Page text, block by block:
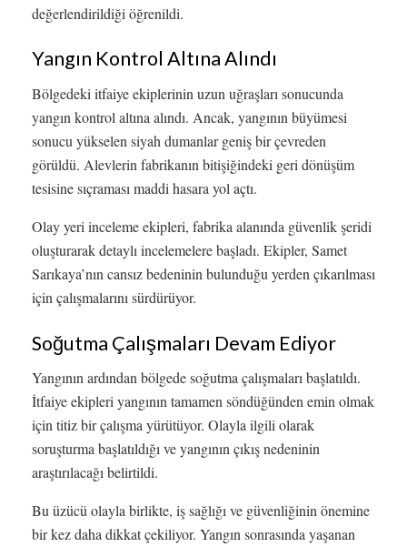
değerlendirildiği öğrenildi.
Yangın Kontrol Altına Alındı
Bölgedeki itfaiye ekiplerinin uzun uğraşları sonucunda
yangın kontrol altına alındı. Ancak, yangının büyümesi
sonucu yükselen siyah dumanlar geniş bir çevreden
görüldü. Alevlerin fabrikanın bitişiğindeki geri dönüşüm
tesisine sıçraması maddi hasara yol açtı.
Olay yeri inceleme ekipleri, fabrika alanında güvenlik şeridi
oluşturarak detaylı incelemelere başladı. Ekipler, Samet
Sarıkaya’nın cansız bedeninin bulunduğu yerden çıkarılması
için çalışmalarını sürdürüyor.
Soğutma Çalışmaları Devam Ediyor
Yangının ardından bölgede soğutma çalışmaları başlatıldı.
İtfaiye ekipleri yangının tamamen söndüğünden emin olmak
için titiz bir çalışma yürütüyor. Olayla ilgili olarak
soruşturma başlatıldığı ve yangının çıkış nedeninin
araştırılacağı belirtildi.
Bu üzücü olayla birlikte, iş sağlığı ve güvenliğinin önemine
bir kez daha dikkat çekiliyor. Yangın sonrasında yaşanan